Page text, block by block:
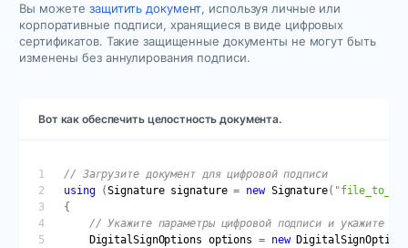
Вы можете защитить документ, используя личные или
корпоративные подписи, хранящиеся в виде цифровых
сертификатов. Такие защищенные документы не могут быть
изменены без аннулирования подписи.
Вот как обеспечить целостность документа.
// Загрузите документ для цифровой подписи
using (Signature signature = new Signature(
// Укажите параметры цифровой подписи и укажите
DigitalSignOptions options = new